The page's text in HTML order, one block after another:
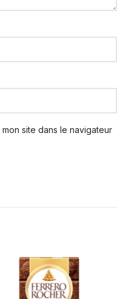
site dans le navigateur